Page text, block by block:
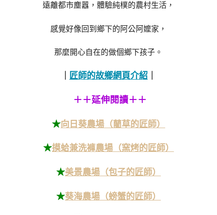
遠離都市塵囂，體驗純樸的農村生活，
感覺好像回到鄉下的阿公阿嬤家，
那麼開心自在的做個鄉下孩子。
匠師的故鄉網頁介紹
＋＋延伸閱讀＋＋
★向日葵農場（藺草的匠師）
★摸蛤兼洗褲農場（窯烤的匠師）
★美景農場（包子的匠師）
★葵海農場（螃蟹的匠師）